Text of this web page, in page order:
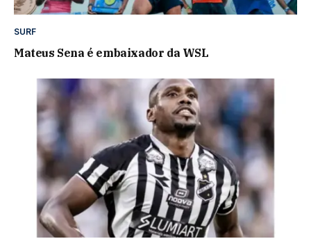
SURF
Mateus Sena é embaixador da WSL